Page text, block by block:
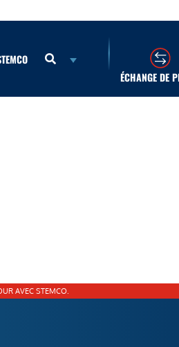
ÉCHANGE DE
AVEC STEMCO.